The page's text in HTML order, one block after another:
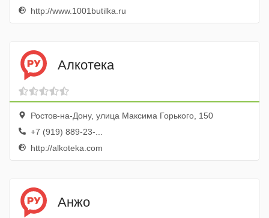
http://www.1001butilka.ru
Алкотека
Ростов-на-Дону, улица Максима Горького, 150
+7 (919) 889-23-...
http://alkoteka.com
Анжо